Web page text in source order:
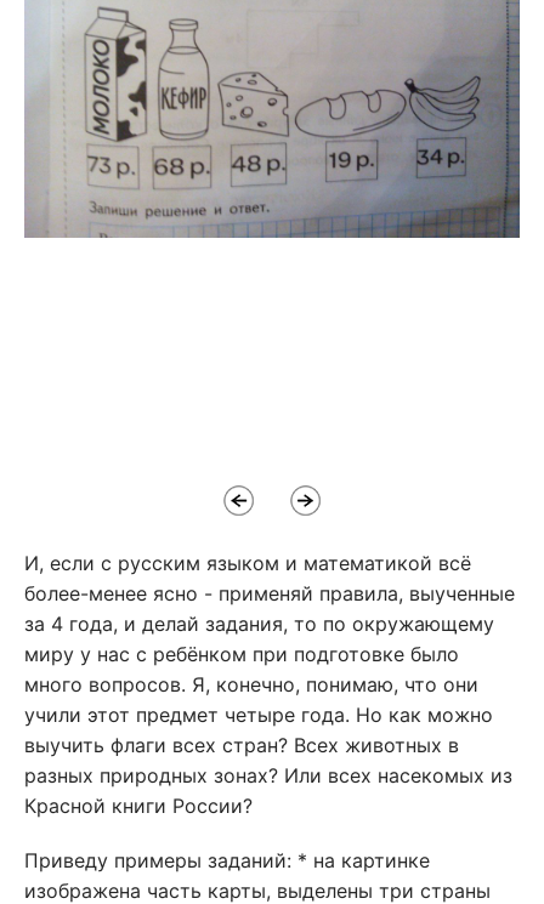
И, если с русским языком и математикой всё
более-менее ясно - применяй правила, выученные
за 4 года, и делай задания, то по окружающему
миру у нас с ребёнком при подготовке было
много вопросов. Я, конечно, понимаю, что они
учили этот предмет четыре года. Но как можно
выучить флаги всех стран? Всех животных в
разных природных зонах? Или всех насекомых из
Красной книги России?
Приведу примеры заданий: * на картинке
изображена часть карты, выделены три страны